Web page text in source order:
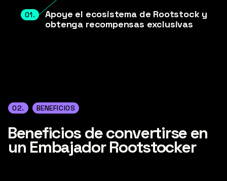
01.
Apoye el ecosistema de Rootstock y
obtenga recompensas exclusivas
02. BENEFICIOS
Beneficios de convertirse en
un Embajador Rootstocker